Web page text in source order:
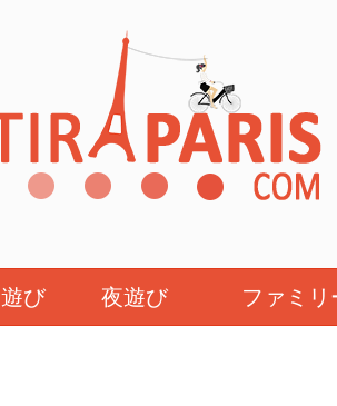
遊び 夜遊び ファミリ